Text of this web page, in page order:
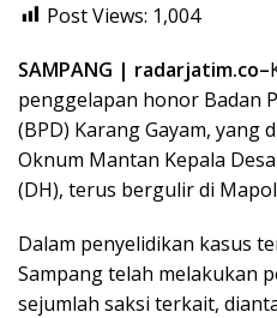
Post Views: 1,004
SAMPANG | radarjatim.co–
penggelapan honor Badan
(BPD) Karang Gayam, yang
Oknum Mantan Kepala
(DH), terus bergulir di
Dalam penyelidikan kasus
Sampang telah melakukan
sejumlah saksi terkait,